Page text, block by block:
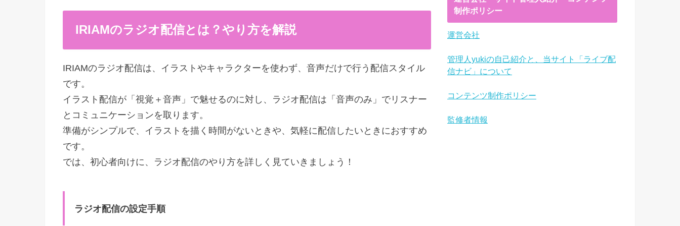
IRIAMのラジオ配信とは？やり方を解説
IRIAMのラジオ配信は、イラストやキャラクターを使わず、音声だけで行う配信スタイル
です。
イラスト配信が「視覚＋音声」で魅せるのに対し、ラジオ配信は「音声のみ」でリスナー
とコミュニケーションを取ります。
準備がシンプルで、イラストを描く時間がないときや、気軽に配信したいときにおすすめ
です。
では、初心者向けに、ラジオ配信のやり方を詳しく見ていきましょう！
ラジオ配信の設定手順
制作ポリシー
運営会社
管理人yukiの自己紹介と、当サイト「ライブ配
信ナビ」について
コンテンツ制作ポリシー
監修者情報